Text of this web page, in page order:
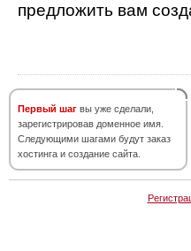
предложить вам
Первый шаг вы уже сделали,
зарегистрировав доменное имя.
Следующими шагами будут заказ
хостинга и создание сайта.